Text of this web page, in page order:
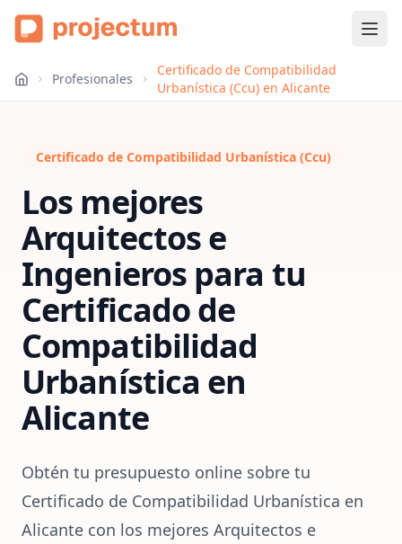
Profesionales
Certificado de Compatibilidad
Urbanística (Ccu) en Alicante
Certificado de Compatibilidad Urbanística (Ccu)
Los mejores
Arquitectos e
Ingenieros para tu
Certificado de
Compatibilidad
Urbanística en
Alicante
Obtén tu presupuesto online sobre tu
Certificado de Compatibilidad Urbanística en
Alicante con los mejores Arquitectos e